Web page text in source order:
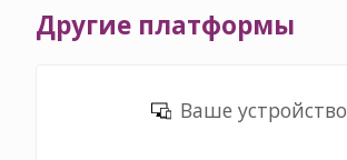
Другие платформы
Ваше устройство